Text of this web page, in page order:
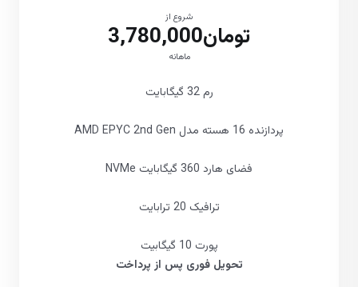
شروع از
تومان3,780,000
ماهانه
رم 32 گیگابایت
پردازنده 16 هسته مدل AMD EPYC 2nd Gen
فضای هارد 360 گیگابایت NVMe
ترافیک 20 ترابایت
پورت 10 گیگابیت
تحویل فوری پس از پرداخت